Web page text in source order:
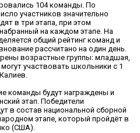
104 команды. По
участников значительно
в три этапа, при этом
на каждом этапе. На
общий рейтинг команд и
рассчитано на один день.
возрастные группы: младшая,
участвовать школьники с 1
команды будут награждены и
этап. Победители
в состав национальной сборной
этапе, который пройдёт в
(США).